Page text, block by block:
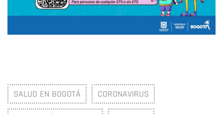
SALUD EN BOGOTÁ CORONAVIRUS